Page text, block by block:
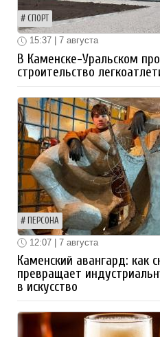
СПОРТ
15:37 | 7 августа
В Каменске-Уральском
строительство
ПЕРСОНА
12:07 | 7 августа
Каменский авангард: как
превращает
в искусство